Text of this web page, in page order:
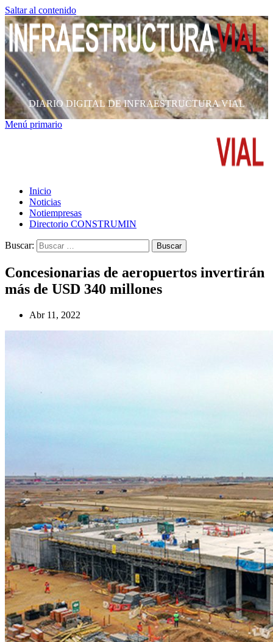
Saltar al contenido
DIARIO DIGITAL DE INFRAESTRUCTURA VIAL
Menú primario
Inicio
Noticias
Notiempresas
Directorio CONSTRUMIN
Buscar:
Concesionarias de aeropuertos invertirán
más de USD 340 millones
Abr 11, 2022